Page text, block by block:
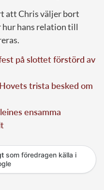
att Chris väljer bort
hur hans relation till
på slottet förstörd av
trista besked om
ensamma
som föredragen källa i